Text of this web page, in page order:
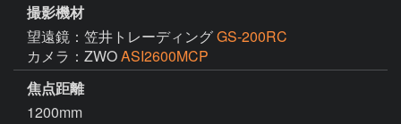
撮影機材
望遠鏡：笠井トレーディングGS-200RC
カメラ：ZWOASI2600MCP
焦点距離
1200mm